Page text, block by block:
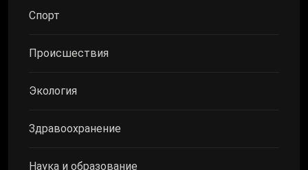
Спорт
Происшествия
Экология
Здравоохранение
Наука и образование